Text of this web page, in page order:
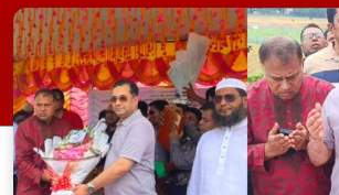
ফুলেল শুভেচ্ছায় আর ভালোবাসা
তথ্য ও সম্প্রচার প্রতিমন্ত্রী
তিনি জানান সরকারি অর্থের
নেই। ‎মঙ্গলবার তারাকান্দায় খাল
শুভ উদ্বোধনের সময় প্রতিমন্ত্রী